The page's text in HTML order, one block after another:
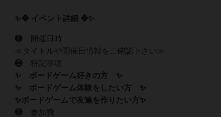
✨❖ イベント詳細 ❖✨
❶ 開催日時
≪タイトルや開催日情報をご確認下さい≫
❷ 特記事項‍‍
✨ ボードゲーム好きの方 ✨
✨ ボードゲーム体験をしたい方 ✨
✨ボードゲームで友達を作りたい方✨
❸ 参加費